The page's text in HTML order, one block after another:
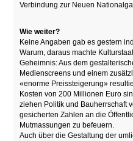
Verbindung zur Neuen
Wie weiter?
Keine Angaben gab es gestern
Warum, daraus machte
Geheimnis: Aus dem
Medienscreens und einem
«enorme Preissteigerung»
Kosten von 200 Millionen Euro
ziehen Politik und Bauherrschaft
gesicherten Zahlen an die
Mutmassungen zu befeuern.
Auch über die Gestaltung der